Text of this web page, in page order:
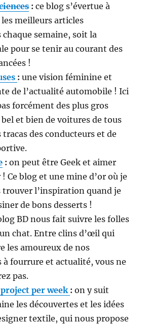
:ce blog s’évertue à
meilleurs articles
semaine, soit la
pour se tenir au courant des
!
:une vision féminine et
de l’actualité automobile ! Ici
forcément des plus gros
et bien de voitures de tous
tracas des conducteurs et de
:on peut être Geek et aimer
Ce blog et une mine d’or où je
trouver l’inspiration quand je
de bons desserts !
BD nous fait suivre les folles
chat. Entre clins d’œil qui
les amoureux de nos
à fourrure et actualité, vous ne
pas.
per week :on y suit
les découvertes et les idées
textile, qui nous propose